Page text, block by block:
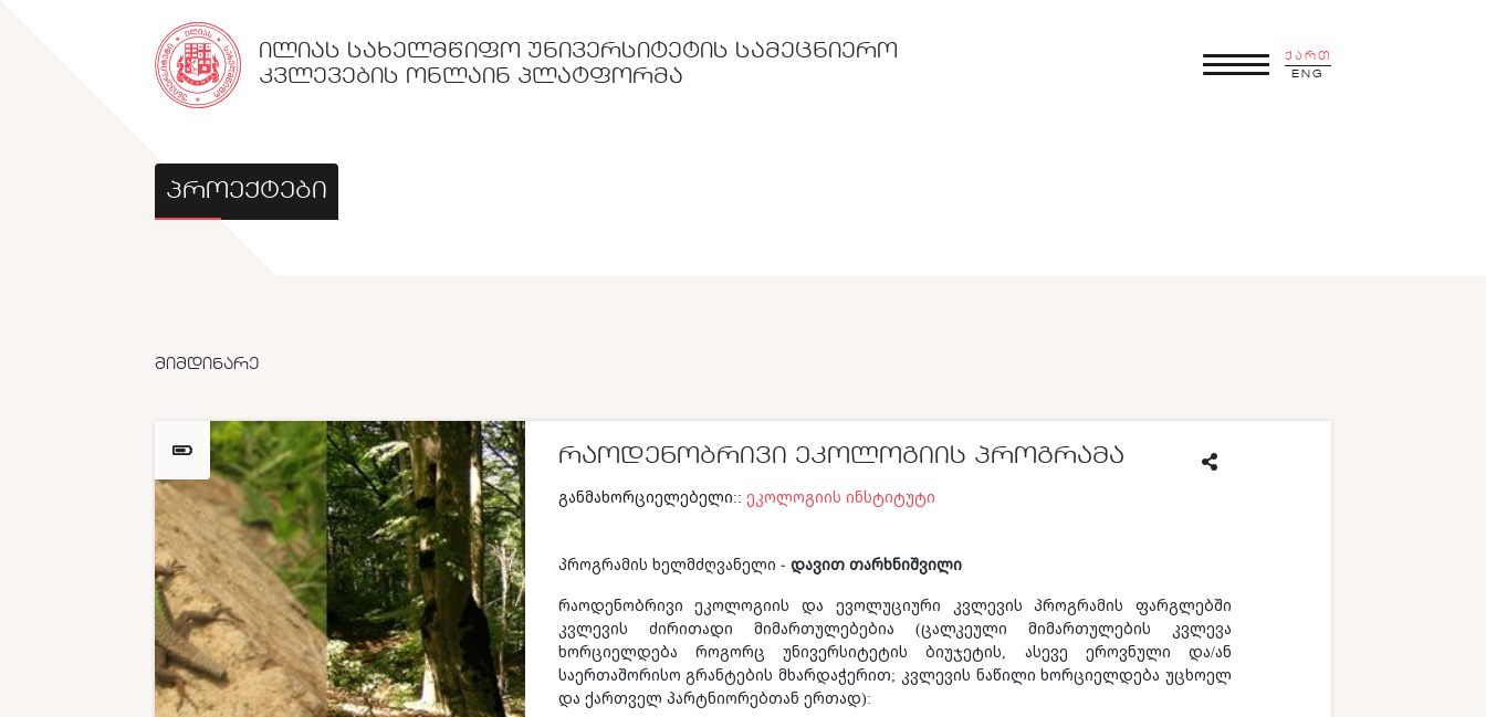
ᲘᲚᲘᲐᲡ ᲡᲐᲮᲔᲚᲛᲬᲘᲤᲝ ᲣᲜᲘᲕᲔᲠᲡᲘᲢᲔᲢᲘᲡ ᲡᲐᲛᲔᲪᲜᲘᲔᲠᲝ
ᲙᲕᲚᲔᲕᲔᲑᲘᲡ ᲝᲜᲚᲐᲘᲜ ᲞᲚᲐᲢᲤᲝᲠᲛᲐ
ქართ
ENG
ᲞᲠᲝᲔᲥᲢᲔᲑᲘ
ᲛᲘᲛᲓᲘᲜᲐᲠᲔ
ᲠᲐᲝᲓᲔᲜᲝᲑᲠᲘᲕᲘ ᲔᲙᲝᲚᲝᲒᲘᲘᲡ ᲞᲠᲝᲒᲠᲐᲛᲐ
განმახორციელებელი:: ეკოლოგიის ინსტიტუტი
პროგრამის ხელმძღვანელი - დავით თარხნიშვილი
რაოდენობრივი ეკოლოგიის და ევოლუციური კვლევის პროგრამის ფარგლებში
კვლევის ძირითადი მიმართულებებია (ცალკეული მიმართულების კვლევა
ხორციელდება როგორც უნივერსიტეტის ბიუჯეტის, ასევე ეროვნული და/ან
საერთაშორისო გრანტების მხარდაჭერით; კვლევის ნაწილი ხორციელდება უცხოელ
და ქართველ პარტნიორებთან ერთად):